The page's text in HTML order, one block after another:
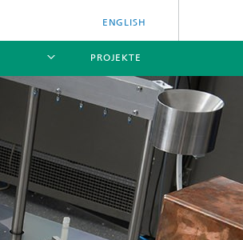
ENGLISH
[X]
[X]
[X]
[X]
PROJEKTE